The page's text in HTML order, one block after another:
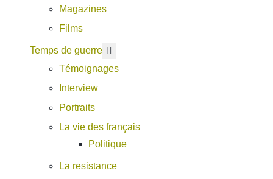
Magazines
Films
Temps de guerre
Témoignages
Interview
Portraits
La vie des français
Politique
La resistance